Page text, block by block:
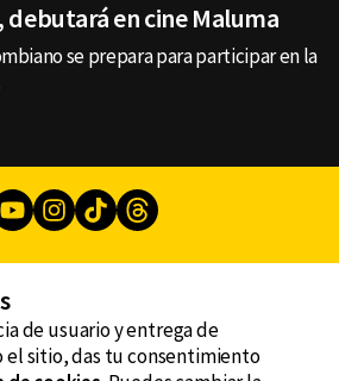
debutará en cine Maluma
se prepara para participar en la
YoutubeInstagram
TikTokThreads
DE LAS AUDIENCIAS
de usuario y entrega de
el sitio, das tu consentimiento